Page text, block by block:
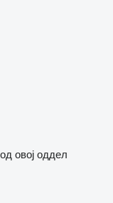
овој оддел